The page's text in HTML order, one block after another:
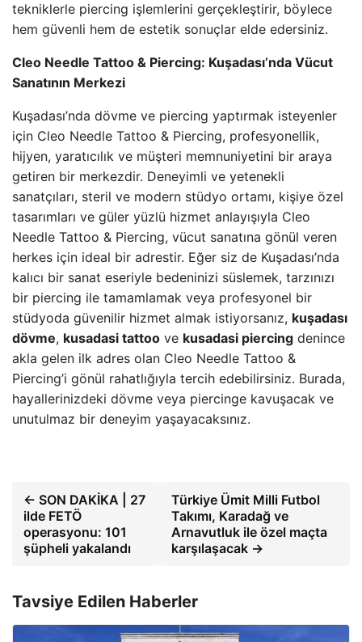
tekniklerle piercing işlemlerini gerçekleştirir, böylece
hem güvenli hem de estetik sonuçlar elde edersiniz.
Cleo Needle Tattoo & Piercing: Kuşadası’nda Vücut
Sanatının Merkezi
Kuşadası’nda dövme ve piercing yaptırmak isteyenler
için Cleo Needle Tattoo & Piercing, profesyonellik,
hijyen, yaratıcılık ve müşteri memnuniyetini bir araya
getiren bir merkezdir. Deneyimli ve yetenekli
sanatçıları, steril ve modern stüdyo ortamı, kişiye özel
tasarımları ve güler yüzlü hizmet anlayışıyla Cleo
Needle Tattoo & Piercing, vücut sanatına gönül veren
herkes için ideal bir adrestir. Eğer siz de Kuşadası’nda
kalıcı bir sanat eseriyle bedeninizi süslemek, tarzınızı
bir piercing ile tamamlamak veya profesyonel bir
stüdyoda güvenilir hizmet almak istiyorsanız, kuşadası
dövme, kusadasi tattoo ve kusadasi piercing denince
akla gelen ilk adres olan Cleo Needle Tattoo &
Piercing’i gönül rahatlığıyla tercih edebilirsiniz. Burada,
hayallerinizdeki dövme veya piercinge kavuşacak ve
unutulmaz bir deneyim yaşayacaksınız.
← SON DAKİKA | 27
ilde FETÖ
operasyonu: 101
şüpheli yakalandı
Türkiye Ümit Milli Futbol
Takımı, Karadağ ve
Arnavutluk ile özel maçta
karşılaşacak →
Tavsiye Edilen Haberler